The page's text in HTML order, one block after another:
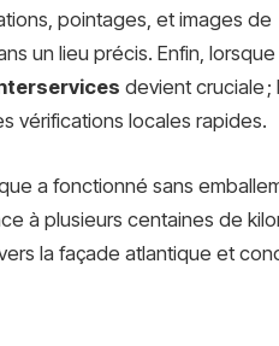
pointages, et images de
un lieu précis. Enfin,
devient cruciale ;
vérifications locales rapides.
a fonctionné sans
à plusieurs centaines de
la façade atlantique et